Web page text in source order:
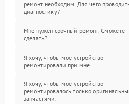
ремонт необходим. Для чего
диагностику?
Мне нужен срочный ремонт. Сможете
сделать?
Я хочу, чтобы мое устройство
ремонтировали при мне.
Я хочу, чтобы мое устройство
ремонтировалось только
запчастями.